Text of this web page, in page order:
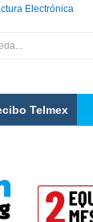
Electrónica
Telmex